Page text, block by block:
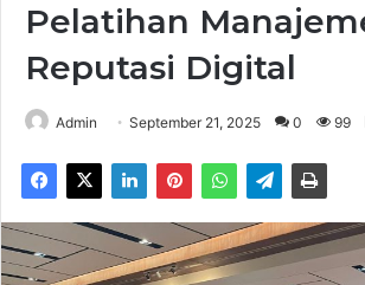
Pelatihan
Reputasi Digital
Admin September 21, 2025 0 99